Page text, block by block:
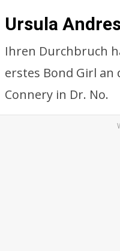
Ursula
Ihren Durchbruch
erstes Bond Girl an
Connery in Dr. No.